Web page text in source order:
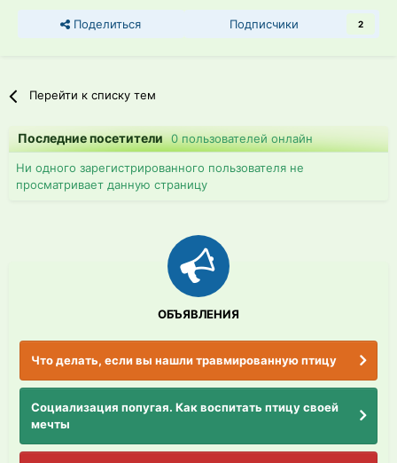
Поделиться Подписчики 2
Перейти к списку тем
Последние посетители0 пользователей онлайн
Ни одного зарегистрированного пользователя не
просматривает данную страницу
ОБЪЯВЛЕНИЯ
Что делать, если вы нашли травмированную птицу
Социализация попугая. Как воспитать птицу своей
мечты